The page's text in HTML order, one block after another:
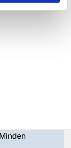
Minden